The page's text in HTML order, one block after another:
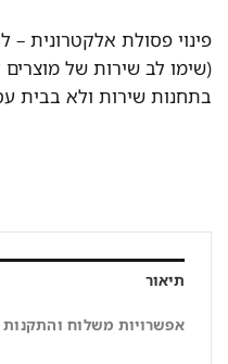
פינוי פסולת אלקטרונית –
(שימו לב שירות של
בתחנות שירות ולא בבית
תיאור
אפשרויות משלוח והתקנות